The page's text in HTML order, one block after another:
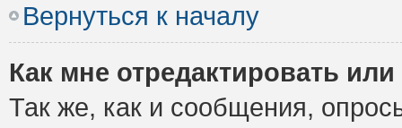
Вернуться к началу
Как мне отредактировать
Так же, как и сообщения,